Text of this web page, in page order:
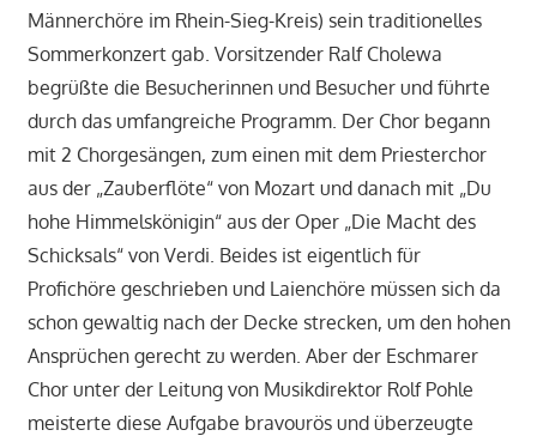
Männerchöre im Rhein-Sieg-Kreis) sein traditionelles
Sommerkonzert gab. Vorsitzender Ralf Cholewa
begrüßte die Besucherinnen und Besucher und führte
durch das umfangreiche Programm. Der Chor begann
mit 2 Chorgesängen, zum einen mit dem Priesterchor
aus der „Zauberflöte“ von Mozart und danach mit „Du
hohe Himmelskönigin“ aus der Oper „Die Macht des
Schicksals“ von Verdi. Beides ist eigentlich für
Profichöre geschrieben und Laienchöre müssen sich da
schon gewaltig nach der Decke strecken, um den hohen
Ansprüchen gerecht zu werden. Aber der Eschmarer
Chor unter der Leitung von Musikdirektor Rolf Pohle
meisterte diese Aufgabe bravourös und überzeugte